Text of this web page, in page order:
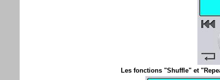
Les fonctions "Shuffle" et